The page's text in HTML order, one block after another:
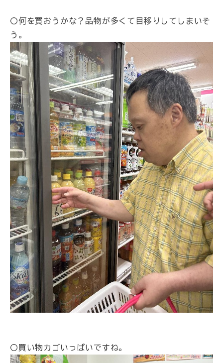
〇何を買おうかな？品物が多くて目移りしてしまいそ
う。
〇買い物カゴいっぱいですね。